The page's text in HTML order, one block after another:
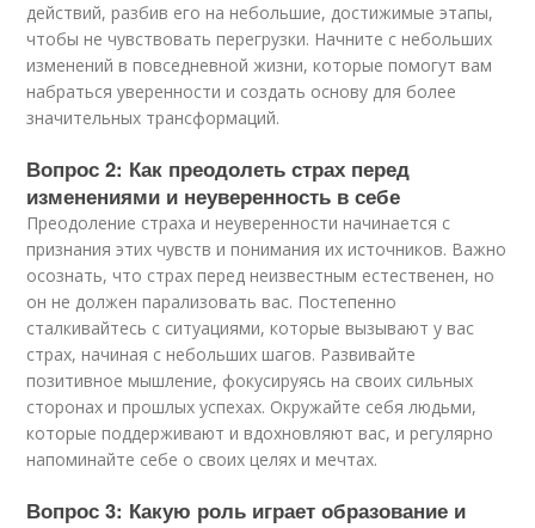
действий, разбив его на небольшие, достижимые этапы,
чтобы не чувствовать перегрузки. Начните с небольших
изменений в повседневной жизни, которые помогут вам
набраться уверенности и создать основу для более
значительных трансформаций.
Вопрос 2: Как преодолеть страх перед
изменениями и неуверенность в себе
Преодоление страха и неуверенности начинается с
признания этих чувств и понимания их источников. Важно
осознать, что страх перед неизвестным естественен, но
он не должен парализовать вас. Постепенно
сталкивайтесь с ситуациями, которые вызывают у вас
страх, начиная с небольших шагов. Развивайте
позитивное мышление, фокусируясь на своих сильных
сторонах и прошлых успехах. Окружайте себя людьми,
которые поддерживают и вдохновляют вас, и регулярно
напоминайте себе о своих целях и мечтах.
Вопрос 3: Какую роль играет образование и